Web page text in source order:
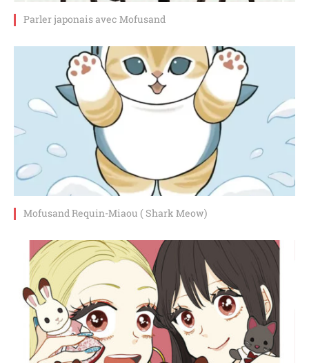
Parler japonais avec Mofusand
Mofusand Requin-Miaou ( Shark Meow)